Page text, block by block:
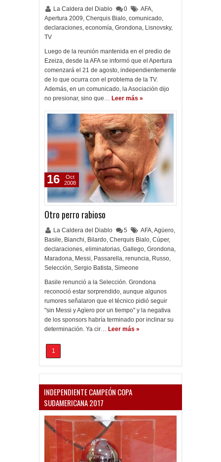
La Caldera del Diablo 0 AFA,
Apertura 2009, Cherquis Bialo, comunicado,
declaraciones, economía, Grondona, Lisnovsky,
TV
Luego de la reunión mantenida en el predio de
Ezeiza, desde la AFA se informó que el Apertura
comenzará el 21 de agosto, independientemente
de lo que ocurra con el problema de la TV.
Además, en un comunicado, la Asociación dijo
no presionar, sino que… Leer más »
Otro perro rabioso
La Caldera del Diablo 5 AFA,Agüero,
Basile, Bianchi, Bilardo, Cherquis Bialo, Cúper,
declaraciones, eliminatorias, Gallego, Grondona,
Maradona, Messi, Passarella, renuncia, Russo,
Selección, Sergio Batista, Simeone
Basile renunció a la Selección. Grondona
reconoció estar sorprendido, aunque algunos
rumores señalaron que el técnico pidió seguir
"sin Messi y Agïero por un tiempo" y la negativa
de los sponsors habría terminado por inclinar su
determinación. Ya cir… Leer más »
16
Oct
2008
1
INDEPENDIENTE CAMPEÓN COPA
SUDAMERICANA 2017